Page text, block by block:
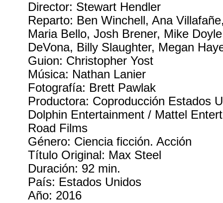
Director: Stewart Hendler
Reparto: Ben Winchell, Ana
Maria Bello, Josh Brener, Mike
DeVona, Billy Slaughter, Megan
Guion: Christopher Yost
Música: Nathan Lanier
Fotografía: Brett Pawlak
Productora: Coproducción Estados
Dolphin Entertainment / Mattel
Road Films
Género: Ciencia ficción. Acción
Título Original: Max Steel
Duración: 92 min.
País: Estados Unidos
Año: 2016